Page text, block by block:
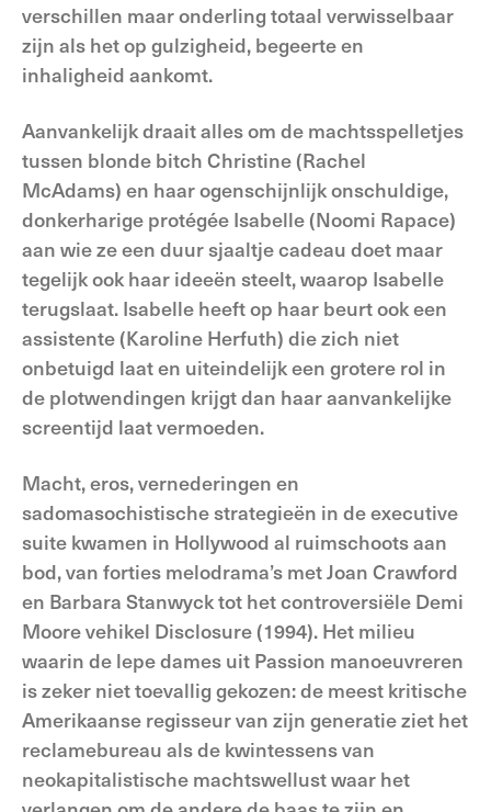
verschillen maar onderling totaal verwisselbaar
zijn als het op gulzigheid, begeerte en
inhaligheid aankomt.
Aanvankelijk draait alles om de machtsspelletjes
tussen blonde bitch Christine (Rachel
McAdams) en haar ogenschijnlijk onschuldige,
donkerharige protégée Isabelle (Noomi Rapace)
aan wie ze een duur sjaaltje cadeau doet maar
tegelijk ook haar ideeën steelt, waarop Isabelle
terugslaat. Isabelle heeft op haar beurt ook een
assistente (Karoline Herfuth) die zich niet
onbetuigd laat en uiteindelijk een grotere rol in
de plotwendingen krijgt dan haar aanvankelijke
screentijd laat vermoeden.
Macht, eros, vernederingen en
sadomasochistische strategieën in de executive
suite kwamen in Hollywood al ruimschoots aan
bod, van forties melodrama’s met Joan Crawford
en Barbara Stanwyck tot het controversiële Demi
Moore vehikel Disclosure (1994). Het milieu
waarin de lepe dames uit Passion manoeuvreren
is zeker niet toevallig gekozen: de meest kritische
Amerikaanse regisseur van zijn generatie ziet het
reclamebureau als de kwintessens van
neokapitalistische machtswellust waar het